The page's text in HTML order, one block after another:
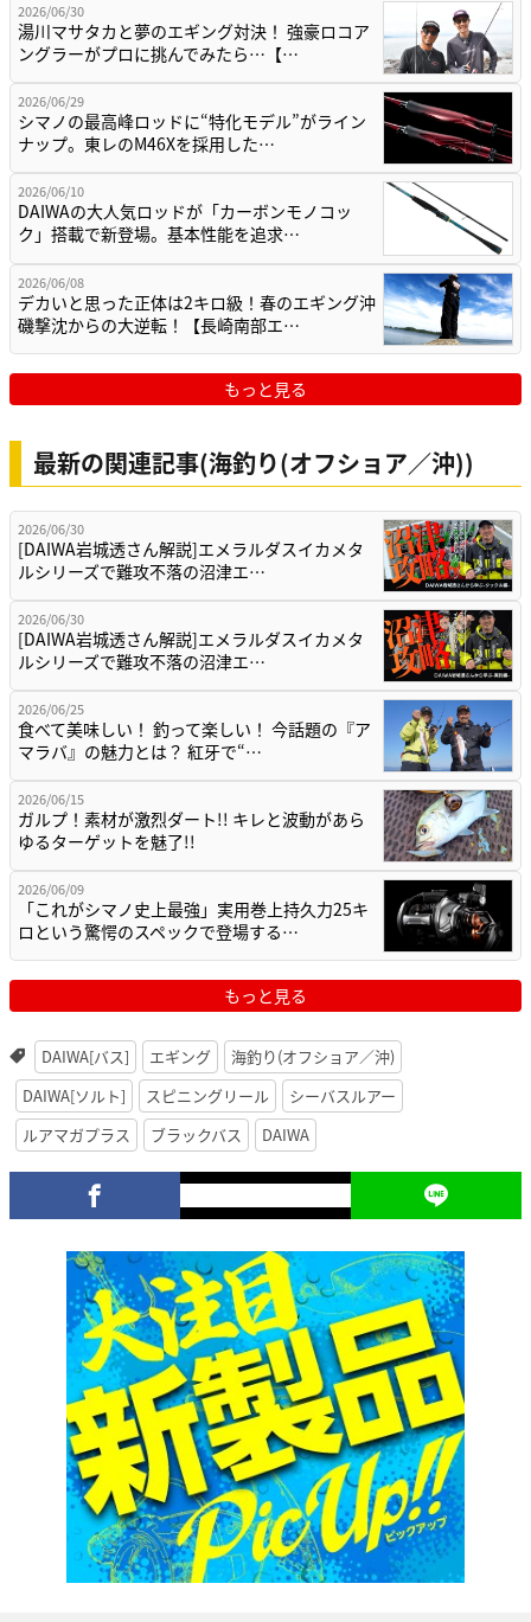
2026/06/30
湯川マサタカと夢のエギング対決！ 強豪ロコア
ングラーがプロに挑んでみたら…【…
2026/06/29
シマノの最高峰ロッドに“特化モデル”がライン
ナップ。東レのM46Xを採用した…
2026/06/10
DAIWAの大人気ロッドが「カーボンモノコッ
ク」搭載で新登場。基本性能を追求…
2026/06/08
デカいと思った正体は2キロ級！春のエギング沖
磯撃沈からの大逆転！【長崎南部エ…
もっと見る
最新の関連記事(海釣り(オフショア／沖))
2026/06/30
[DAIWA岩城透さん解説]エメラルダスイカメタ
ルシリーズで難攻不落の沼津エ…
2026/06/30
[DAIWA岩城透さん解説]エメラルダスイカメタ
ルシリーズで難攻不落の沼津エ…
2026/06/25
食べて美味しい！ 釣って楽しい！ 今話題の『ア
マラバ』の魅力とは？ 紅牙で“…
2026/06/15
ガルプ！素材が激烈ダート!! キレと波動があら
ゆるターゲットを魅了!!
2026/06/09
「これがシマノ史上最強」実用巻上持久力25キ
ロという驚愕のスペックで登場する…
もっと見る
DAIWA[バス] エギング
海釣り(オフショア／沖)
DAIWA[ソルト]
スピニングリール
シーバスルアー
ルアマガプラス
ブラックバス DAIWA